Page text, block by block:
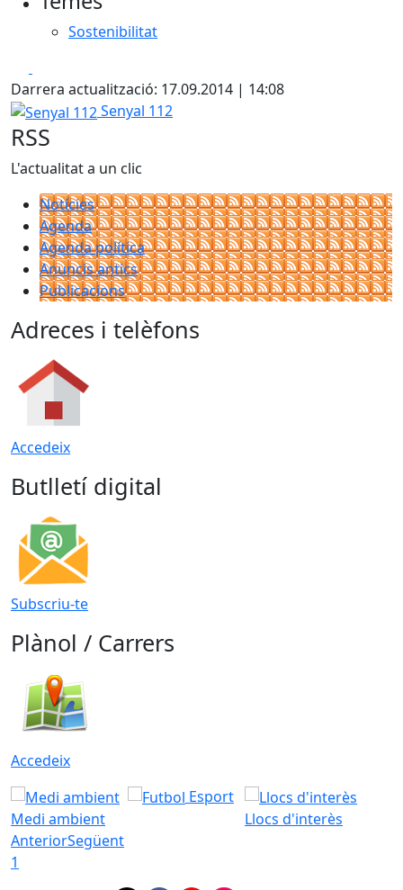
Sostenibilitat
Darrera actualització: 17.09.2014 | 14:08
Senyal 112
Senyal 112
RSS
L'actualitat a un clic
Notícies
Agenda
Agenda política
Anuncis antics
Publicacions
Adreces i telèfons
Accedeix
Butlletí digital
Subscriu-te
Plànol / Carrers
Accedeix
Medi ambient
Esport
Llocs d'interès
AnteriorSegüent
1